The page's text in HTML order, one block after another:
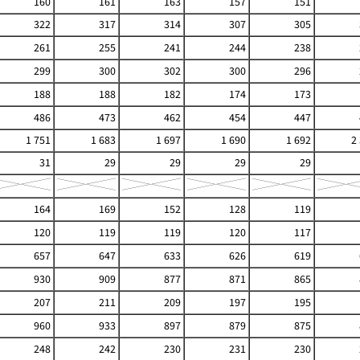
322 317 314 307 305
261 255 241 244 238
299 300 302 300 296
188 188 182 174 173
486 473 462 454 447
1 751 1 683 1 697 1 690 1 692
2
31 29 29 29
29
164 169 152 128 119
120 119 119 120 117
657 647 633 626 619
930 909 877 871 865
207 211 209 197 195
960 933 897 879 875
248 242 230 231 230